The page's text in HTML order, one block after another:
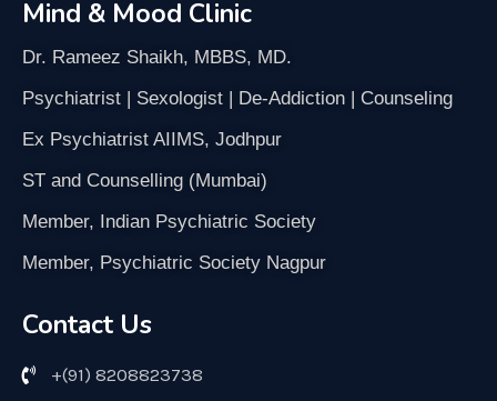
Mind & Mood Clinic
Dr. Rameez Shaikh, MBBS, MD.
Psychiatrist | Sexologist | De-Addiction | Counseling
Ex Psychiatrist AIIMS, Jodhpur
ST and Counselling (Mumbai)
Member, Indian Psychiatric Society
Member, Psychiatric Society Nagpur
Contact Us
+(91) 8208823738